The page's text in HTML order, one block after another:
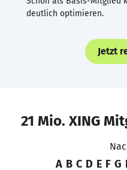
deutlich optimieren.
Jetzt
21 Mio. XING
A B C D E F G